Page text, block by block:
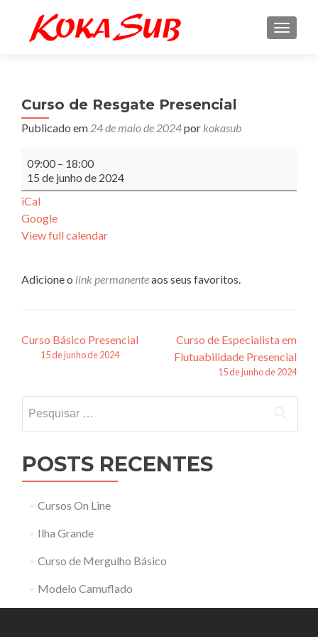
Curso de Resgate Presencial
Publicado em 24 de maio de 2024por kokasub
de
Resgate
Presencial
09:00 – 18:00
15 de junho de 2024
iCal
Google
View full calendar
Adicione o link permanenteaos seus favoritos.
Navegação
posts
Curso Básico Presencial
15 de junho de 2024
Curso de Especialista em
Flutuabilidade Presencial
15 de junho de 2024
por:
POSTS RECENTES
Cursos On Line
Ilha Grande
Curso de Mergulho Básico
Modelo Camuflado